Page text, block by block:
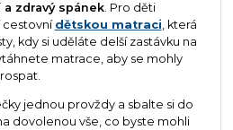
zdravý spánek. Pro děti
cestovní dětskou matraci , která
kdy si uděláte delší zastávku na
matrace, aby se mohly
jednou provždy a sbalte si do
dovolenou vše, co byste mohli